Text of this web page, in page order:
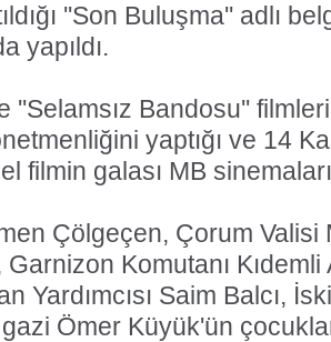
''Son Buluşma'' adlı
yapıldı.
''Selamsız Bandosu''
yaptığı ve 14
filmin galası MB
Çölgeçen, Çorum Valisi
Komutanı
Yardımcısı Saim Balcı,
Ömer Küyük'ün